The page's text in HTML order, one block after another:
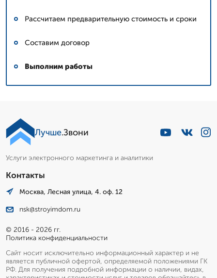
Рассчитаем предварительную стоимость и сроки
Составим договор
Выполним работы
Лучше.Звони
Услуги электронного маркетинга и аналитики
Контакты
Москва, Лесная улица, 4. оф. 12
nsk@stroyimdom.ru
© 2016 - 2026 гг.
Политика конфиденциальности
Сайт носит исключительно информационный характер и не
является публичной офертой, определяемой положениями ГК
РФ. Для получения подробной информации о наличии, видах,